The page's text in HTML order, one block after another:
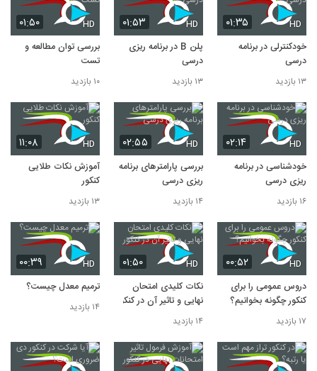
۰۱:۳۵ HD
خودکنترلی در برنامه
درسی
۱۳ بازدید
۰۱:۵۳ HD
پلن B در برنامه ریزی
درسی
۱۳ بازدید
۰۱:۵۰ HD
بررسی توان مطالعه و
تست
۱۰ بازدید
۰۲:۱۴ HD
خودشناسی در برنامه
ریزی درسی
۱۶ بازدید
۰۲:۵۵ HD
بررسی پارامترهای برنامه
ریزی درسی
۱۴ بازدید
۱۱:۰۸ HD
آموزش نکات طلایی
کنکور
۱۳ بازدید
۰۰:۵۲ HD
دروس عمومی را برای
کنکور چگونه بخوانیم؟
۱۷ بازدید
۰۱:۵۰ HD
نکات کلیدی امتحان
نهایی و تاثیر آن در کنکور
۱۴ بازدید
۰۰:۳۹ HD
ترمیم معدل چیست؟
۱۴ بازدید